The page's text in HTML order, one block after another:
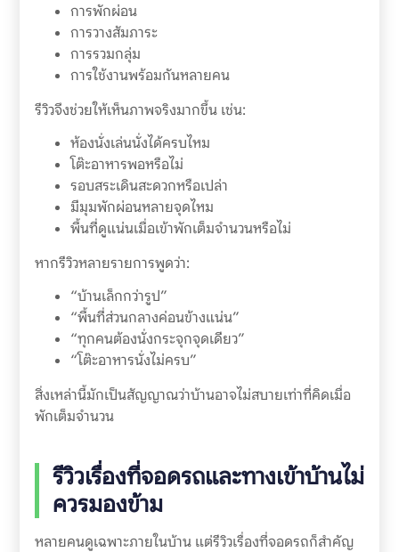
การพักผ่อน
การวางสัมภาระ
การรวมกลุ่ม
การใช้งานพร้อมกันหลายคน
รีวิวจึงช่วยให้เห็นภาพจริงมากขึ้น เช่น:
ห้องนั่งเล่นนั่งได้ครบไหม
โต๊ะอาหารพอหรือไม่
รอบสระเดินสะดวกหรือเปล่า
มีมุมพักผ่อนหลายจุดไหม
พื้นที่ดูแน่นเมื่อเข้าพักเต็มจำนวนหรือไม่
หากรีวิวหลายรายการพูดว่า:
“บ้านเล็กกว่ารูป”
“พื้นที่ส่วนกลางค่อนข้างแน่น”
“ทุกคนต้องนั่งกระจุกจุดเดียว”
“โต๊ะอาหารนั่งไม่ครบ”
สิ่งเหล่านี้มักเป็นสัญญาณว่าบ้านอาจไม่สบายเท่าที่คิดเมื่อ
พักเต็มจำนวน
รีวิวเรื่องที่จอดรถและทางเข้าบ้านไม่
ควรมองข้าม
หลายคนดูเฉพาะภายในบ้าน แต่รีวิวเรื่องที่จอดรถก็สำคัญ